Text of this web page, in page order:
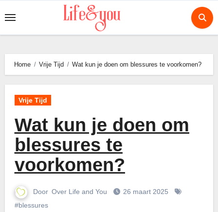
naar
de
Home Vrije Tijd Wat kun je doen om blessures te voorkomen?
Vrije Tijd
Wat kun je doen om
blessures te
voorkomen?
Door Over Life and You
26 maart 2025
#blessures